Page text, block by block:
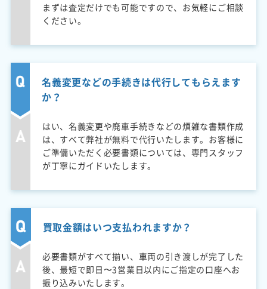
まずは査定だけでも可能ですので、お気軽にご相談
ください。
名義変更などの手続きは代行してもらえます
か？
はい、名義変更や廃車手続きなどの煩雑な書類作成
は、すべて弊社が無料で代行いたします。お客様に
ご準備いただく必要書類については、専門スタッフ
が丁寧にガイドいたします。
買取金額はいつ支払われますか？
必要書類がすべて揃い、車両の引き渡しが完了した
後、最短で即日〜3営業日以内にご指定の口座へお
振り込みいたします。